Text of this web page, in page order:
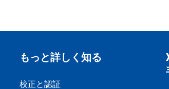
もっと詳しく知る
校正と認証